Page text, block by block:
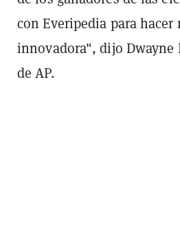
con Everipedia para
innovadora", dijo Dwayne
de AP.